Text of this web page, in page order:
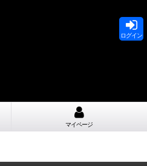
ログイン
マイページ